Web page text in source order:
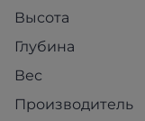
Высота
Глубина
Вес
Производитель